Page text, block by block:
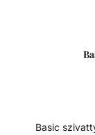
Basic szivattyú Termoplasztik